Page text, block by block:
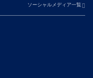
ソーシャルメディア一覧